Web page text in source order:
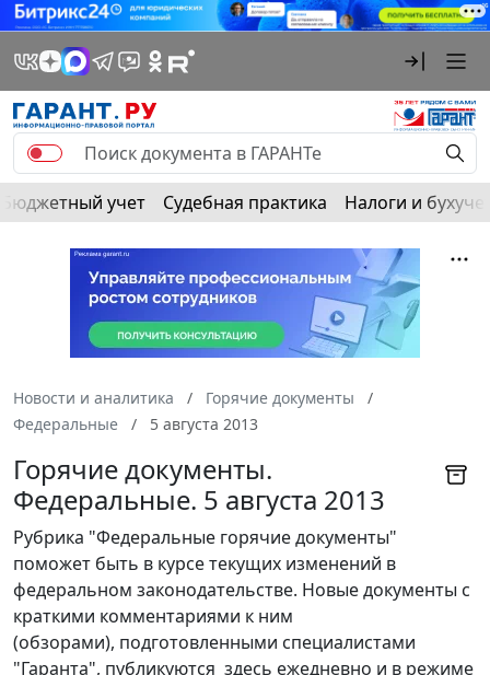
Бюджетный учет Судебная практика Налоги и
Новости и аналитика
Горячие документы
Федеральные
5 августа 2013
Горячие документы.
Федеральные. 5 августа 2013
Рубрика "Федеральные горячие документы"
поможет быть в курсе текущих изменений в
федеральном законодательстве. Новые документы с
краткими комментариями к ним
(обзорами), подготовленными специалистами
"Гаранта", публикуются здесь ежедневно и в режиме